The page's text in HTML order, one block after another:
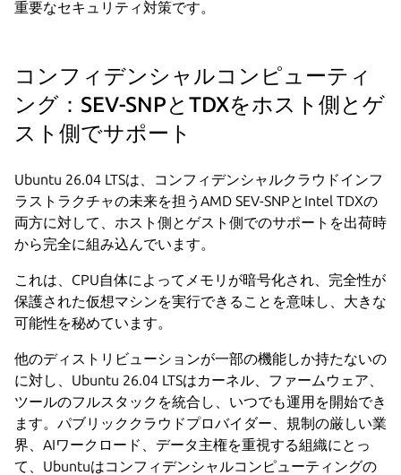
重要なセキュリティ対策です。
コンフィデンシャルコンピューティ
ング：SEV-SNPとTDXをホスト側とゲ
スト側でサポート
Ubuntu 26.04 LTSは、コンフィデンシャルクラウドインフ
ラストラクチャの未来を担うAMD SEV-SNPとIntel TDXの
両方に対して、ホスト側とゲスト側でのサポートを出荷時
から完全に組み込んでいます。
これは、CPU自体によってメモリが暗号化され、完全性が
保護された仮想マシンを実行できることを意味し、大きな
可能性を秘めています。
他のディストリビューションが一部の機能しか持たないの
に対し、Ubuntu 26.04 LTSはカーネル、ファームウェア、
ツールのフルスタックを統合し、いつでも運用を開始でき
ます。パブリッククラウドプロバイダー、規制の厳しい業
界、AIワークロード、データ主権を重視する組織にとっ
て、Ubuntuはコンフィデンシャルコンピューティングの